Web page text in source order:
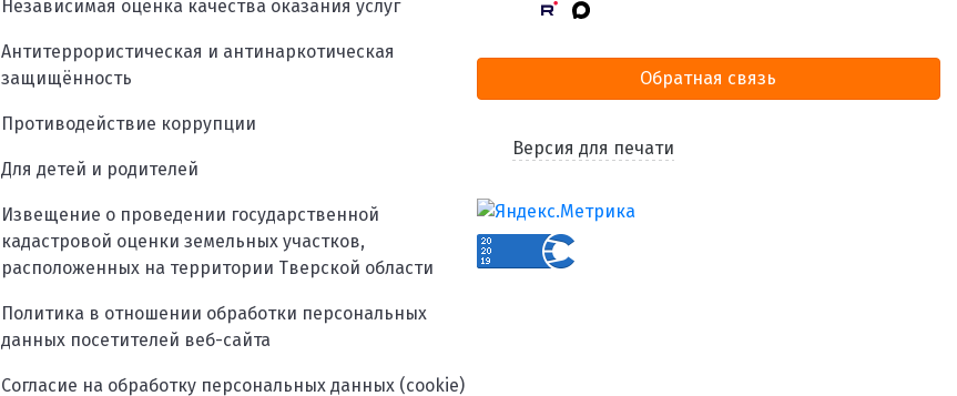
Независимая оценка качества оказания услуг
Антитеррористическая и антинаркотическая
защищённость
Противодействие коррупции
Для детей и родителей
Извещение о проведении государственной
кадастровой оценки земельных участков,
расположенных на территории Тверской области
Политика в отношении обработки персональных
данных посетителей веб-сайта
Согласие на обработку персональных данных (cookie)
Обратная связь
Версия для печати